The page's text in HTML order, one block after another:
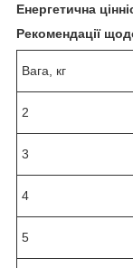
Енергетична
Рекомендації
Вага, кг
2
3
4
5